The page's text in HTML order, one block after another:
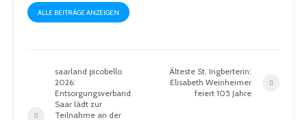
ALLE BEITRÄGE ANZEIGEN
saarland picobello
2026:
Entsorgungsverband
Saar lädt zur
Teilnahme an der
Älteste St. Ingberterin:
Elisabeth Weinheimer
feiert 105 Jahre